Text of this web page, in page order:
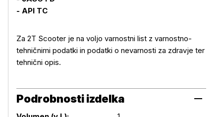
- API TC
Za 2T Scooter je na voljo varnostni list z varnostno-
tehničnimi podatki in podatki o nevarnosti za zdravje ter
tehnični opis.
Podrobnosti izdelka
Podrobnosti izdelka